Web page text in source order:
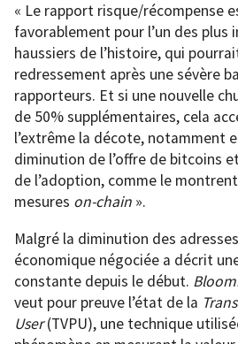
« Le rapport risque/récompense
favorablement pour l’un des plus
haussiers de l’histoire, qui
redressement après une sévère
rapporteurs. Et si une nouvelle
de 50% supplémentaires, cela
l’extrême la décote, notamment
diminution de l’offre de bitcoins
de l’adoption, comme le
mesures on-chain ».
Malgré la diminution des
économique négociée a décrit
constante depuis le début.
veut pour preuve l’état de la
User(TVPU), une technique